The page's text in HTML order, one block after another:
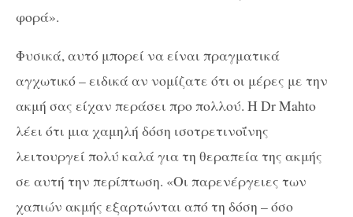
φορά».
Φυσικά, αυτό μπορεί να είναι πραγματικά
αγχωτικό – ειδικά αν νομίζατε ότι οι μέρες με την
ακμή σας είχαν περάσει προ πολλού. Η Dr Mahto
λέει ότι μια χαμηλή δόση ισοτρετινοΐνης
λειτουργεί πολύ καλά για τη θεραπεία της ακμής
σε αυτή την περίπτωση. «Οι παρενέργειες των
χαπιών ακμής εξαρτώνται από τη δόση – όσο